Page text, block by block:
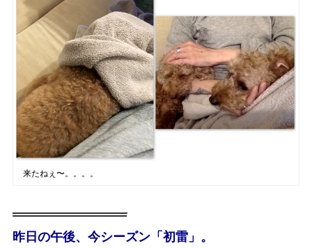
来たねぇ〜。。。。
昨日の午後、今シーズン「初雷」。